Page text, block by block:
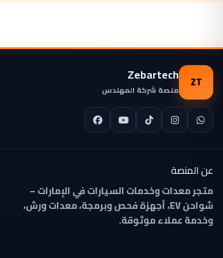
ZT
Zebartech
منصة شركة المهندس
عن المنصة
متجر معدات وخدمات السيارات في الإمارات –
شواحن EV، أجهزة فحص وبرمجة، معدات ورش،
وخدمة عملاء موثوقة.